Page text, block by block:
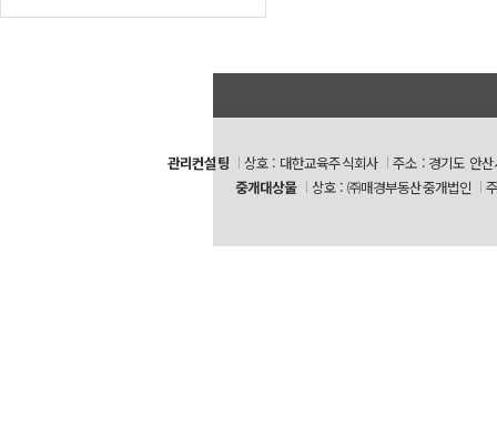
관리컨설팅 상호 : 대한교육주식회사
주소 : 경기도 안
중개대상물
상호 : ㈜매경부동산중개법인